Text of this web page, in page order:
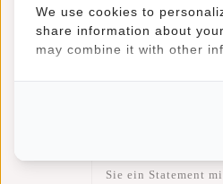
Mit einer Größe
bewegen und
Die Willow
Portemonnaie oder
Durch die
verleiht der
der Willow
Sie ein Statement
We use cookies to
share information about
may combine it with other